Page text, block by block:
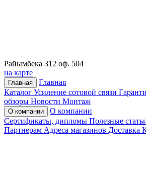
Райымбека 312 оф. 504
на карте
Главная
Главная
Каталог Усиление сотовой связи
обзоры Новости Монтаж
О компании
О компании
Сертификаты, дипломы Полезные
Партнерам Адреса магазинов Доставка